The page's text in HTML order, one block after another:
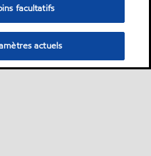
facultatifs
actuels